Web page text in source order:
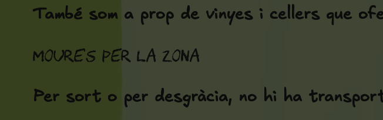
També som a prop de vinyes i cellers que
Moure's per la zona
Per sort o per desgràcia, no hi ha